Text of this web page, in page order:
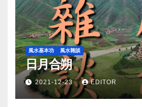
風水基本功 風水雜談
日月合朔
2021-12-23 EDITOR